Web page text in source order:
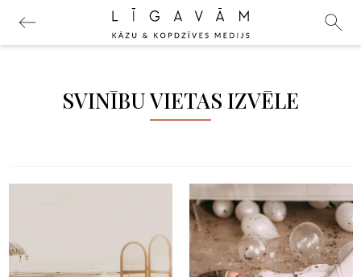
SVINĪBU VIETAS IZVĒLE